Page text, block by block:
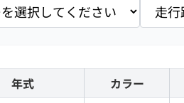
年式 カラー